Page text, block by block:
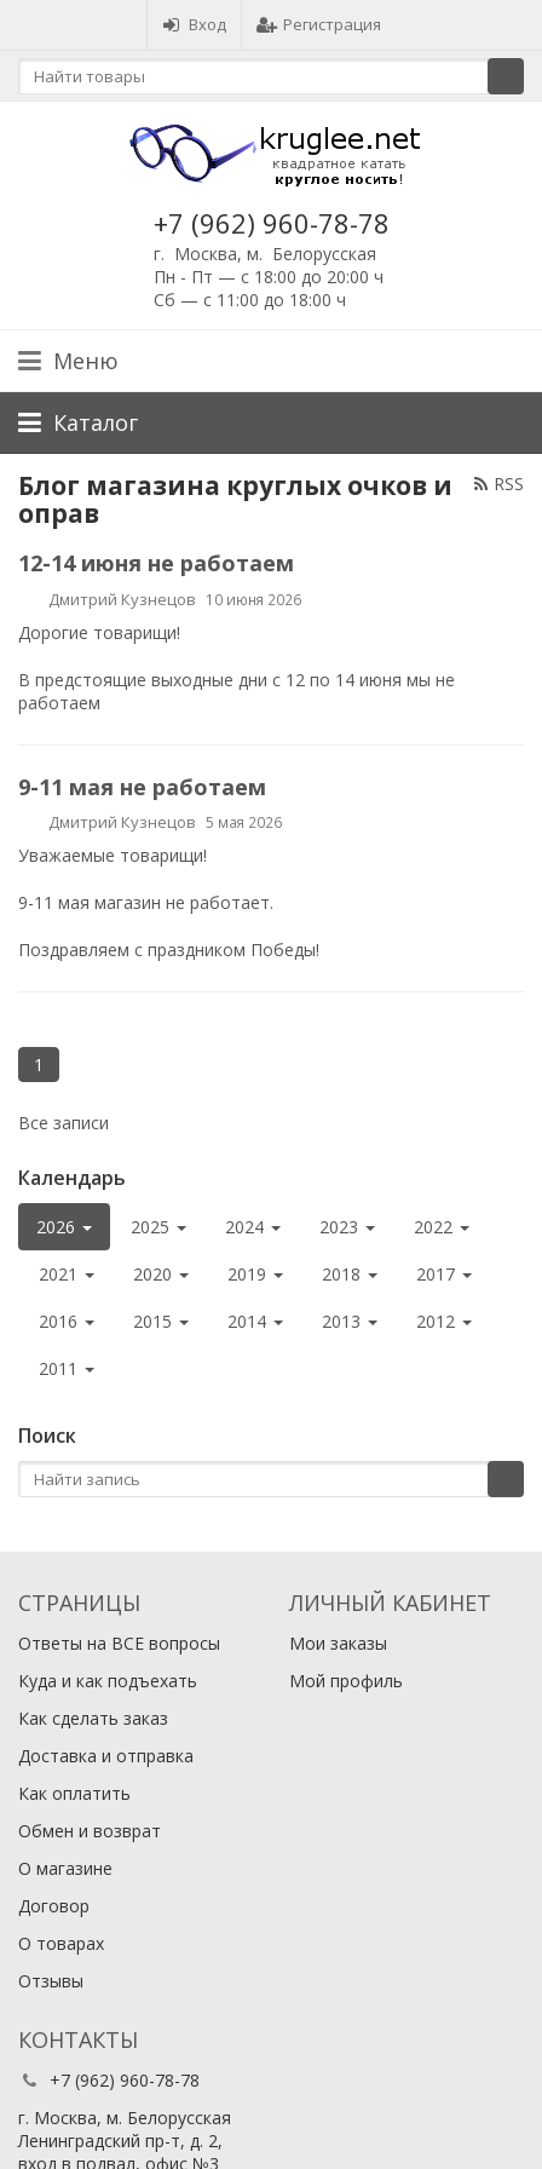
Вход Регистрация
+7 (962) 960-78-78
г. Москва, м. Белорусская
Пн - Пт — с 18:00 до 20:00 ч
Сб — с 11:00 до 18:00 ч
Меню
Каталог
RSS
Блог магазина круглых очков и
оправ
12-14 июня не работаем
Дмитрий Кузнецов 10 июня 2026
Дорогие товарищи!
В предстоящие выходные дни с 12 по 14 июня мы не
работаем
9-11 мая не работаем
Дмитрий Кузнецов 5 мая 2026
Уважаемые товарищи!
9-11 мая магазин не работает.
Поздравляем с праздником Победы!
1
Все записи
Календарь
2026 2025 2024 2023 2022
2021 2020 2019 2018 2017
2016 2015 2014 2013 2012
2011
Поиск
СТРАНИЦЫ
Ответы на ВСЕ вопросы
Куда и как подъехать
Как сделать заказ
Доставка и отправка
Как оплатить
Обмен и возврат
О магазине
Договор
О товарах
Отзывы
ЛИЧНЫЙ КАБИНЕТ
Мои заказы
Мой профиль
КОНТАКТЫ
+7 (962) 960-78-78
г. Москва, м. Белорусская
Ленинградский пр-т, д. 2,
вход в подвал, офис №3